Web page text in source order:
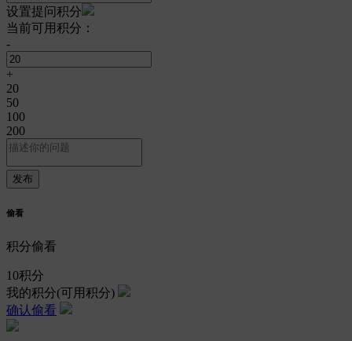
设置提问积分
当前可用积分：
-
+
20
50
100
200
偷看
积分偷看
10积分
我的积分(可用积分)
确认偷看